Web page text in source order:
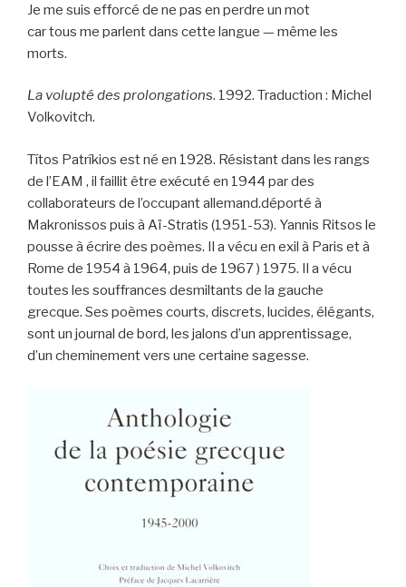
Je me suis efforcé de ne pas en perdre un mot
car tous me parlent dans cette langue — même les
morts.
La volupté des prolongations. 1992. Traduction : Michel
Volkovitch.
Títos Patríkios est né en 1928. Résistant dans les rangs
de l’EAM , il faillit être exécuté en 1944 par des
collaborateurs de l’occupant allemand.déporté à
Makronissos puis à Aï-Stratis (1951-53). Yannis Ritsos le
pousse à écrire des poèmes. Il a vécu en exil à Paris et à
Rome de 1954 à 1964, puis de 1967 ) 1975. Il a vécu
toutes les souffrances desmiltants de la gauche
grecque. Ses poèmes courts, discrets, lucides, élégants,
sont un journal de bord, les jalons d’un apprentissage,
d’un cheminement vers une certaine sagesse.